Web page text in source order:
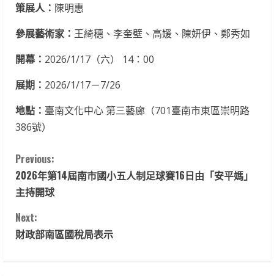
策展人： 陳明惠
參展藝術家： 王綺穗、李奎壁、高媛、陳妍伊、鄭秀如
開幕： 2026/1/17（六） 14：00
展期： 2026/1/17－7/26
地點： 臺南文化中心 第三藝廊（701臺南市東區崇明路
386號）
C
o
n
t
Previous:
2026年第14屆南市國小五人制足球賽16日由「安平媽」
主持開球
Next:
財政部南區國稅局表示